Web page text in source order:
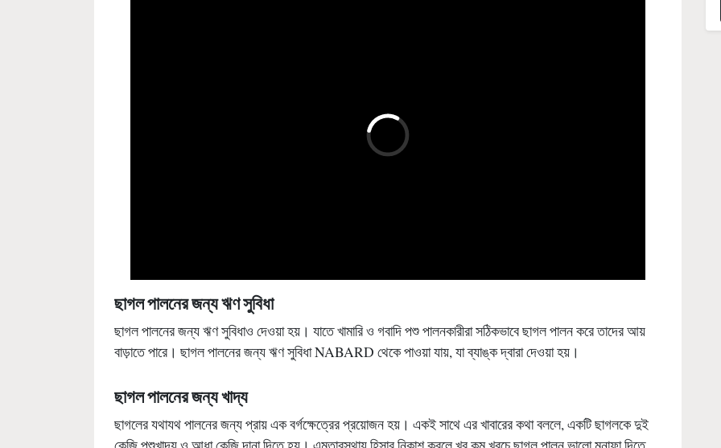
ছাগল পালনের জন্যঋণসুবিধা
ছাগল পালনের জন্য ঋণ সুবিধাও দেওয়া হয়। যাতে খামারি ও গবাদি পশু পালনকারীরা সঠিকভাবে ছাগল পালন করে তাদের আয়
বাড়াতে পারে। ছাগল পালনের জন্য ঋণ সুবিধা NABARD থেকে পাওয়া যায়, যা ব্যাঙ্ক দ্বারা দেওয়া হয়।
ছাগল পালনেরজন্যখাদ্য
ছাগলের যথাযথ পালনের জন্য প্রায় এক বর্গক্ষেত্রের প্রয়োজন হয়। একই সাথে এর খাবারের কথা বললে, একটি ছাগলকে দুই